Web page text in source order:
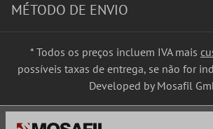
MÉTODO DE ENVIO
* Todos os preços incluem IVA mais
possíveis taxas de entrega, se não for
Developed by Mosafil